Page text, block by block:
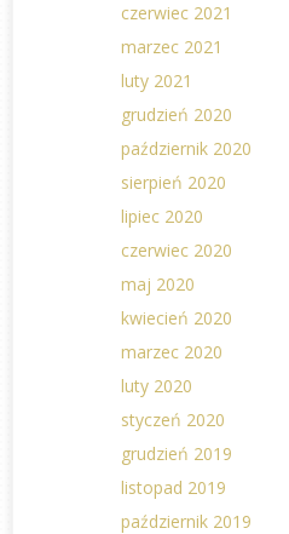
czerwiec 2021
marzec 2021
luty 2021
grudzień 2020
październik 2020
sierpień 2020
lipiec 2020
czerwiec 2020
maj 2020
kwiecień 2020
marzec 2020
luty 2020
styczeń 2020
grudzień 2019
listopad 2019
październik 2019